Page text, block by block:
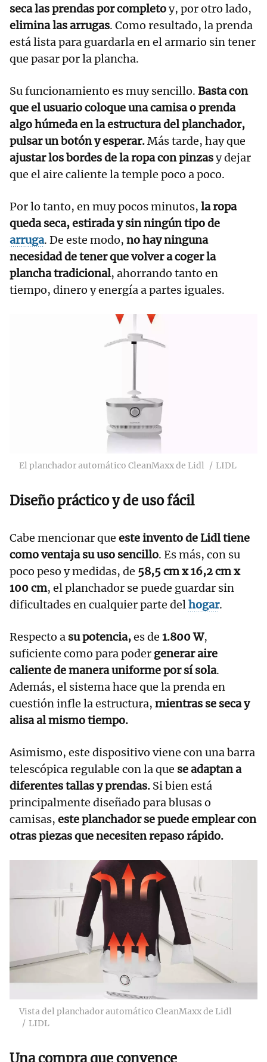
seca las prendas por completoy, por otro lado,
elimina las arrugas. Como resultado, la prenda
está lista para guardarla en el armario sin tener
que pasar por la plancha.
Su funcionamiento es muy sencillo. Basta con
que el usuario coloque una camisa o prenda
algo húmeda en la estructura del planchador,
pulsar un botón y esperar.Más tarde, hay que
ajustar los bordes de la ropa con pinzasy dejar
que el aire caliente la temple poco a poco.
Por lo tanto, en muy pocos minutos, la ropa
queda seca, estirada y sin ningún tipo de
arruga. De este modo, no hay ninguna
necesidad de tener que volver a coger la
plancha tradicional, ahorrando tanto en
tiempo, dinero y energía a partes iguales.
El planchador automático CleanMaxx de Lidl LIDL
Diseño práctico y de uso fácil
Cabe mencionar que este invento de Lidl tiene
como ventaja su uso sencillo. Es más, con su
poco peso y medidas, de 58,5 cm x 16,2 cm x
100 cm, el planchador se puede guardar sin
dificultades en cualquier parte delhogar.
Respecto a su potencia,es de 1.800 W,
suficiente como para poder generar aire
caliente de manera uniforme por sí sola.
Además, el sistema hace que la prenda en
cuestión infle la estructura, mientras se seca y
alisa al mismo tiempo.
Asimismo, este dispositivo viene con una barra
telescópica regulable con la que se adaptan a
diferentes tallas y prendas. Si bien está
principalmente diseñado para blusas o
camisas, este planchador se puede emplear con
otras piezas que necesiten repaso rápido.
Vista del planchador automático CleanMaxx de Lidl
LIDL